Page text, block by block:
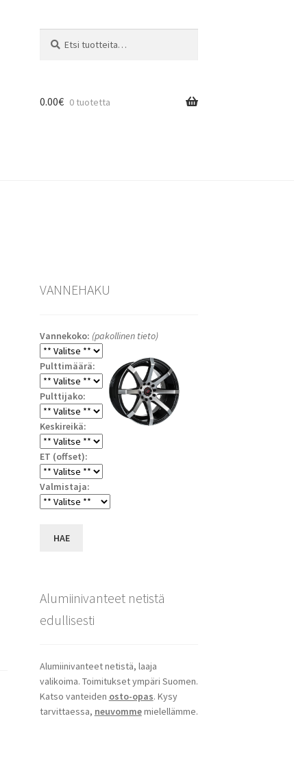
0.00€ 0 tuotetta
VANNEHAKU
Vannekoko: (pakollinen tieto)
Pulttimäärä:
Pulttijako:
Keskireikä:
ET (offset):
Valmistaja:
HAE
Alumiinivanteet netistä
edullisesti
Alumiinivanteet netistä, laaja
valikoima. Toimitukset ympäri Suomen.
Katso vanteiden osto-opas. Kysy
tarvittaessa, neuvommemielellämme.